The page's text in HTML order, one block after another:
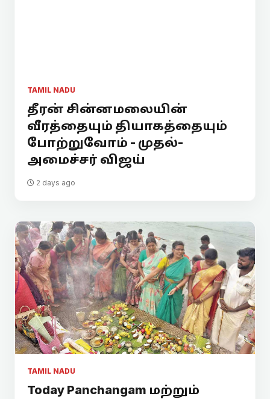
TAMIL NADU
தீரன் சின்னமலையின்
வீரத்தையும் தியாகத்தையும்
போற்றுவோம் - முதல்-
அமைச்சர் விஜய்
2 days ago
TAMIL NADU
Today Panchangam மற்றும்